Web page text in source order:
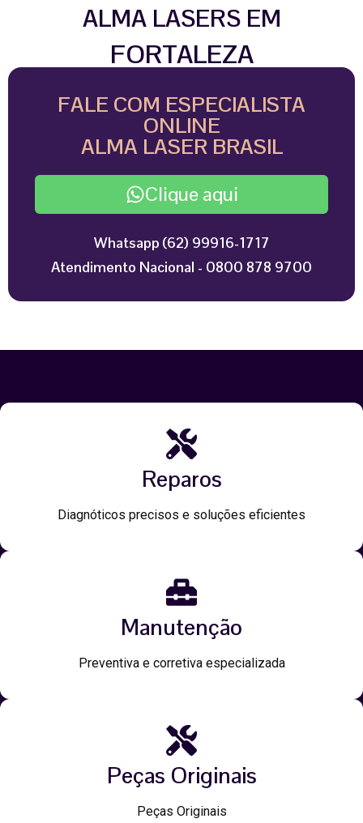
ALMA LASERS EM
FORTALEZA
FALE COM ESPECIALISTA
ONLINE
ALMA LASER BRASIL
Clique aqui
Whatsapp (62) 99916-1717
Atendimento Nacional - 0800 878 9700
Reparos
Diagnóticos precisos e soluções eficientes
Manutenção
Preventiva e corretiva especializada
Peças Originais
Peças Originais